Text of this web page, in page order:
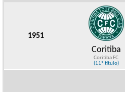
1951
Coritiba
Coritiba FC
(11º título)